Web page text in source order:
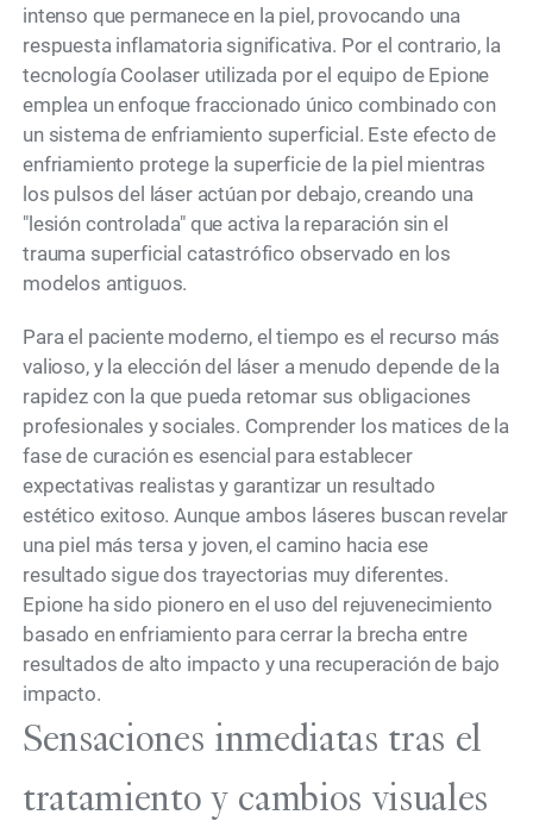
intenso que permanece en la piel, provocando una
respuesta inflamatoria significativa. Por el contrario, la
tecnología Coolaser utilizada por el equipo de Epione
emplea un enfoque fraccionado único combinado con
un sistema de enfriamiento superficial. Este efecto de
enfriamiento protege la superficie de la piel mientras
los pulsos del láser actúan por debajo, creando una
"lesión controlada" que activa la reparación sin el
trauma superficial catastrófico observado en los
modelos antiguos.
Para el paciente moderno, el tiempo es el recurso más
valioso, y la elección del láser a menudo depende de la
rapidez con la que pueda retomar sus obligaciones
profesionales y sociales. Comprender los matices de la
fase de curación es esencial para establecer
expectativas realistas y garantizar un resultado
estético exitoso. Aunque ambos láseres buscan revelar
una piel más tersa y joven, el camino hacia ese
resultado sigue dos trayectorias muy diferentes.
Epione ha sido pionero en el uso del rejuvenecimiento
basado en enfriamiento para cerrar la brecha entre
resultados de alto impacto y una recuperación de bajo
impacto.
Sensaciones inmediatas tras el
tratamiento y cambios visuales